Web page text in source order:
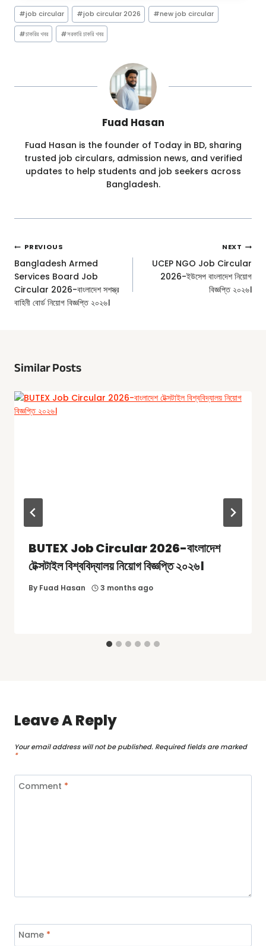
Post
Tags:
#job circular #job circular 2026 #new job circular
#চাকরির খবর #সরকারি চাকরি খবর
Fuad Hasan
Fuad Hasan is the founder of Today in BD, sharing
trusted job circulars, admission news, and verified
updates to help students and job seekers across
Bangladesh.
Post
Navigation
PREVIOUS
Bangladesh Armed
Services Board Job
Circular 2026-বাংলাদেশ সশস্ত্র
বাহিনী বোর্ড নিয়োগ বিজ্ঞপ্তি ২০২৬।
NEXT
UCEP NGO Job Circular
2026-ইউসেপ বাংলাদেশ নিয়োগ
বিজ্ঞপ্তি ২০২৬।
Similar Posts
BUTEX Job Circular 2026-বাংলাদেশ
টেক্সটাইল বিশ্ববিদ্যালয় নিয়োগ বিজ্ঞপ্তি ২০২৬।
By Fuad Hasan 3 months ago
Leave A Reply
Your email address will not be published. Required fields are marked
*
Comment *
Name *